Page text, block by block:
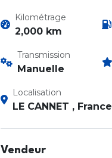
Kilométrage
2,000 km
Transmission
Manuelle
Localisation
LE CANNET , France
Vendeur